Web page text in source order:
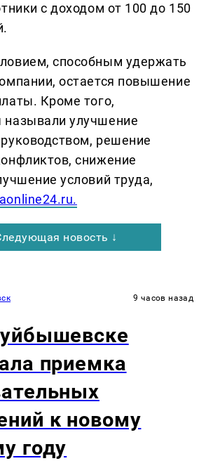
с доходом от 100 до 150
способным удержать
остается повышение
Кроме того,
называли улучшение
решение
снижение
условий труда,
новость ↓
9 часов назад
приемка
к новому
году